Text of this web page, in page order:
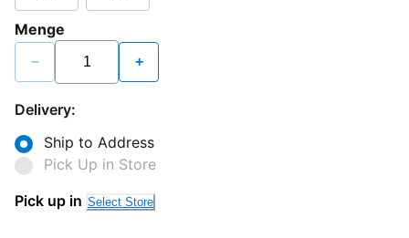
Menge
− +
Delivery:
Ship to Address
Pick Up in Store
Pick up in Select Store